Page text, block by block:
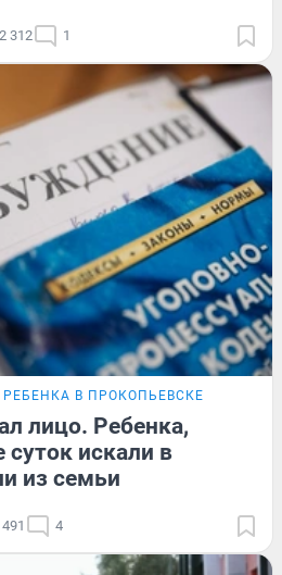
2 312 1
В ПРОКОПЬЕВСКЕ
лицо. Ребенка,
суток искали в
из семьи
4